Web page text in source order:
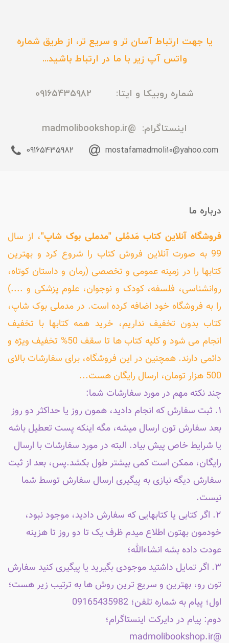
یا جهت ارتباط آسان تر و سریع تر، از طریق شماره
واتس آپ زیر با ما در ارتباط باشید...
شماره روبیکا و ایتا: 09165435982
اینستاگرام: @madmolibookshop.ir
mostafamadmoli10@yahoo.com
09165435982
درباره ما
فروشگاه آنلاین کتاب مَدمُلی "مدملی بوک شاپ"، از سال
99 به صورت آنلاین فروش کتاب را شروع کرد و بهترین
کتابها را در زمینه عمومی و تخصصی (رمان و داستان کوتاه،
روانشناسی، فلسفه، کودک و نوجوان، علوم پزشکی و ....)
را به فروشگاه خود اضافه کرده است. در مدملی بوک شاپ،
کتاب بدون تخفیف نداریم، خرید همه کتابها با تخفیف
انجام می شود و کلیه کتاب ها تا سقف 50% تخفیف ویژه و
دائمی دارند. همچنین در این فروشگاه، برای سفارشات بالای
500 هزار تومان، ارسال رایگان هست...
چند نکته مهم در مورد سفارشات شما:
۱. ثبت سفارش که انجام دادید، همون روز یا حداکثر دو روز
بعد سفارش تون ارسال میشه، مگه اینکه پست تعطیل باشه
یا شرایط خاص پیش بیاد. البته در مورد سفارشات با ارسال
رایگان، ممکن است کمی بیشتر طول بکشد.پس، بعد از ثبت
سفارش دیگه نیازی به پیگیری ارسال سفارش توسط شما
نیست.
۲. اگر کتابی یا کتابهایی که سفارش دادید، موجود نبود،
خودمون بهتون اطلاع میدم ظرف یک تا دو روز تا هزینه
عودت داده بشه انشاءالله؛
۳. اگر تمایل داشتید موجودی بگیرید یا پیگیری کنید سفارش
تون رو، بهترین و سریع ترین روش ها به ترتیب زیر هست؛
اول؛ پیام به شماره تلفن؛ 09165435982
دوم: پیام در دایرکت اینستاگرام؛
@madmolibookshop.ir